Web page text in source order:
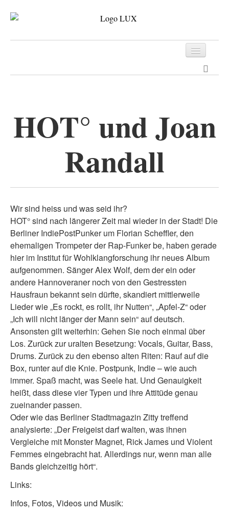
Kontakt
HOT° und Joan
Randall
Wir sind heiss und was seid ihr?
HOT° sind nach längerer Zeit mal wieder in der Stadt! Die
Berliner IndiePostPunker um Florian Scheffler, den
ehemaligen Trompeter der Rap-Funker be, haben gerade
hier im Institut für Wohlklangforschung ihr neues Album
aufgenommen. Sänger Alex Wolf, dem der ein oder
andere Hannoveraner noch von den Gestressten
Hausfraun bekannt sein dürfte, skandiert mittlerweile
Lieder wie „Es rockt, es rollt, ihr Nutten“, „Apfel-Z“ oder
„Ich will nicht länger der Mann sein“ auf deutsch.
Ansonsten gilt weiterhin: Gehen Sie noch einmal über
Los. Zurück zur uralten Besetzung: Vocals, Guitar, Bass,
Drums. Zurück zu den ebenso alten Riten: Rauf auf die
Box, runter auf die Knie. Postpunk, Indie – wie auch
immer. Spaß macht, was Seele hat. Und Genauigkeit
heißt, dass diese vier Typen und ihre Attitüde genau
zueinander passen.
Oder wie das Berliner Stadtmagazin Zitty treffend
analysierte: „Der Freigeist darf walten, was ihnen
Vergleiche mit Monster Magnet, Rick James und Violent
Femmes eingebracht hat. Allerdings nur, wenn man alle
Bands gleichzeitig hört“.
Links:
Infos, Fotos, Videos und Musik: